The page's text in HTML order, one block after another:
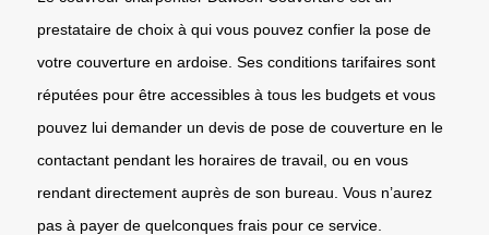
prestataire de choix à qui vous pouvez confier la pose de
votre couverture en ardoise. Ses conditions tarifaires sont
réputées pour être accessibles à tous les budgets et vous
pouvez lui demander un devis de pose de couverture en le
contactant pendant les horaires de travail, ou en vous
rendant directement auprès de son bureau. Vous n’aurez
pas à payer de quelconques frais pour ce service.